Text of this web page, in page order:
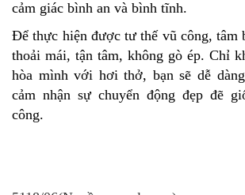
cảm giác bình an và bình tĩnh.
Để thực hiện được tư thế vũ công, tâm
thoải mái, tận tâm, không gò ép. Chỉ
hòa mình với hơi thở, bạn sẽ dễ
cảm nhận sự chuyển động đẹp đẽ
công.